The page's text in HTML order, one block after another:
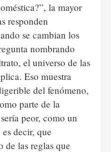
la mayor
responden
se cambian los
nombrando
el universo de las
Eso muestra
del fenómeno,
parte de la
peor, como un
decir, que
las reglas que